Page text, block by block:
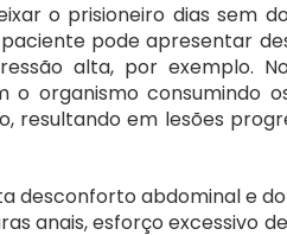
o prisioneiro dias sem
pode apresentar
alta, por exemplo.
o organismo consumindo
resultando em lesões
desconforto abdominal e
anais, esforço excessivo